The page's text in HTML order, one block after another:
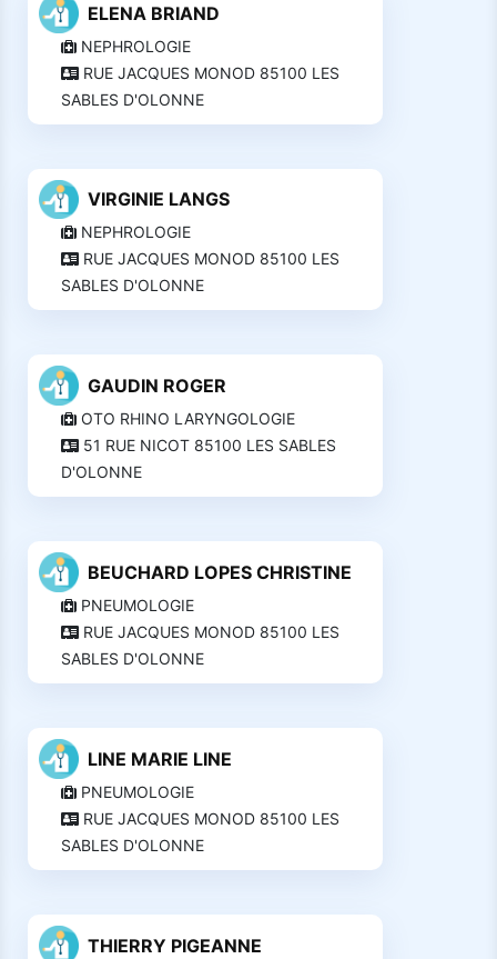
ELENA BRIAND
NEPHROLOGIE
RUE JACQUES MONOD 85100 LES
SABLES D'OLONNE
VIRGINIE LANGS
NEPHROLOGIE
RUE JACQUES MONOD 85100 LES
SABLES D'OLONNE
GAUDIN ROGER
OTO RHINO LARYNGOLOGIE
51 RUE NICOT 85100 LES SABLES
D'OLONNE
BEUCHARD LOPES CHRISTINE
PNEUMOLOGIE
RUE JACQUES MONOD 85100 LES
SABLES D'OLONNE
LINE MARIE LINE
PNEUMOLOGIE
RUE JACQUES MONOD 85100 LES
SABLES D'OLONNE
THIERRY PIGEANNE